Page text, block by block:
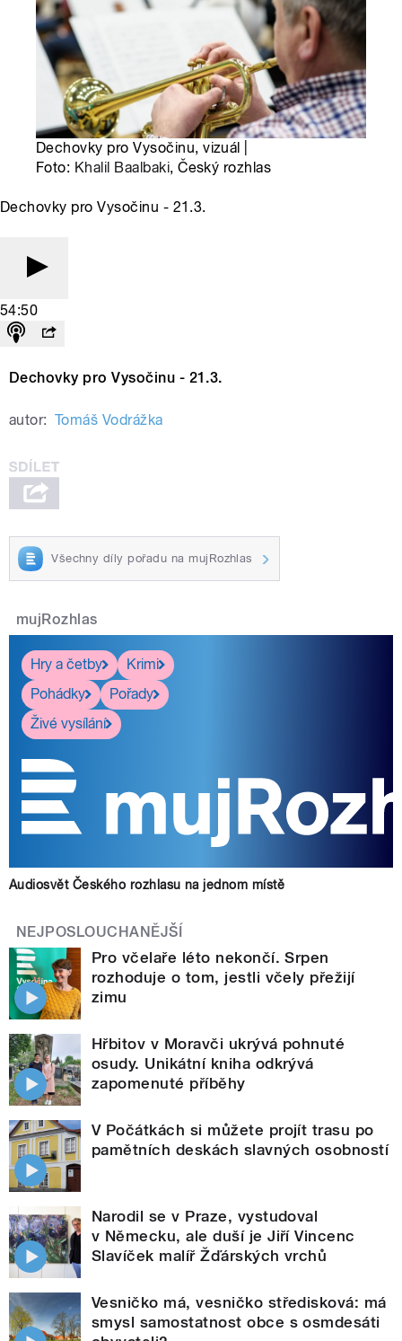
Dechovky pro Vysočinu, vizuál |
Foto: Khalil Baalbaki, Český rozhlas
Dechovky pro Vysočinu - 21.3.
54:50
Dechovky pro Vysočinu - 21.3.
autor: Tomáš Vodrážka
Všechny díly pořadu na mujRozhlas
mujRozhlas
Hry a četby
Krimi
Pohádky
Pořady
Živé vysílání
Audiosvět Českého rozhlasu na jednom místě
NEJPOSLOUCHANĚJŠÍ
Pro včelaře léto nekončí. Srpen
rozhoduje o tom, jestli včely přežijí
zimu
Hřbitov v Moravči ukrývá pohnuté
osudy. Unikátní kniha odkrývá
zapomenuté příběhy
V Počátkách si můžete projít trasu po
pamětních deskách slavných osobností
Narodil se v Praze, vystudoval
v Německu, ale duší je Jiří Vincenc
Slavíček malíř Žďárských vrchů
Vesničko má, vesničko středisková: má
smysl samostatnost obce s osmdesáti